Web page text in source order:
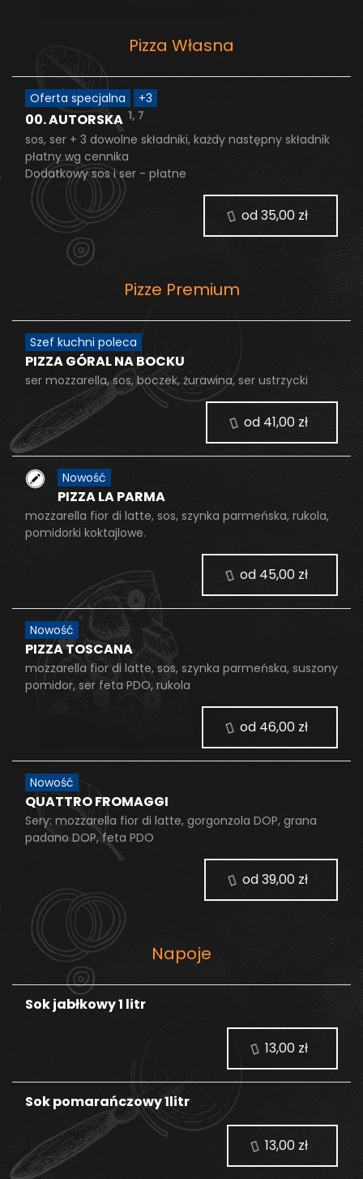
Pizza Własna
Oferta specjalna +3
00. AUTORSKA 1, 7
sos, ser + 3 dowolne składniki, każdy następny składnik
płatny wg cennika
Dodatkowy sos i ser - płatne
Pizze Premium
Szef kuchni poleca
PIZZA GÓRAL NA BOCKU
ser mozzarella, sos, boczek, żurawina, ser ustrzycki
Nowość
PIZZA LA PARMA
mozzarella fior di latte, sos, szynka parmeńska, rukola,
pomidorki koktajlowe.
Nowość
PIZZA TOSCANA
mozzarella fior di latte, sos, szynka parmeńska, suszony
pomidor, ser feta PDO, rukola
Nowość
QUATTRO FROMAGGI
Sery: mozzarella fior di latte, gorgonzola DOP, grana
padano DOP, feta PDO
Napoje
Sok jabłkowy 1 litr
Sok pomarańczowy 1litr